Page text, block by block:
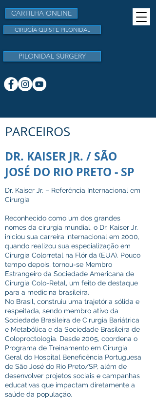
CARTILHA ONLINE
CIRUGÍA QUISTE PILONIDAL
PILONIDAL SURGERY
PARCEIROS
DR. KAISER JR. / SÃO
JOSÉ DO RIO PRETO - SP
Dr. Kaiser Jr. – Referência Internacional em
Cirurgia
Reconhecido como um dos grandes
nomes da cirurgia mundial, o Dr. Kaiser Jr.
iniciou sua carreira internacional em 2000,
quando realizou sua especialização em
Cirurgia Colorretal na Flórida (EUA). Pouco
tempo depois, tornou-se Membro
Estrangeiro da Sociedade Americana de
Cirurgia Colo-Retal, um feito de destaque
para a medicina brasileira.
No Brasil, construiu uma trajetória sólida e
respeitada, sendo membro ativo da
Sociedade Brasileira de Cirurgia Bariátrica
e Metabólica e da Sociedade Brasileira de
Coloproctologia. Desde 2005, coordena o
Programa de Treinamento em Cirurgia
Geral do Hospital Beneficência Portuguesa
de São José do Rio Preto/SP, além de
desenvolver projetos sociais e campanhas
educativas que impactam diretamente a
saúde da população.